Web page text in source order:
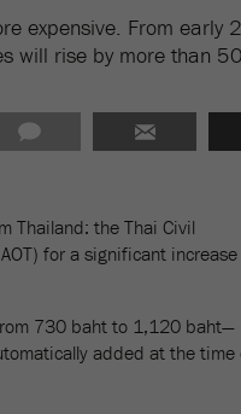
expensive. From early
will rise by more than
Thailand: the Thai Civil
for a significant increase
730 baht to 1,120 baht—
added at the time